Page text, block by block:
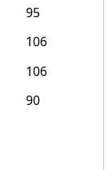
95
106
106
90